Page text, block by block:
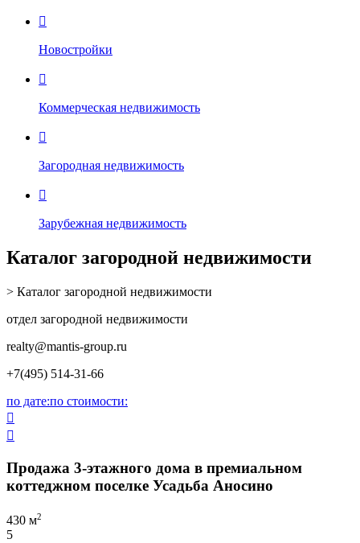

Новостройки

Коммерческая недвижимость

Загородная недвижимость

Зарубежная недвижимость
Каталог загородной недвижимости
> Каталог загородной недвижимости
отдел загородной недвижимости
realty@mantis-group.ru
+7(495) 514-31-66
по дате:по стоимости:


Продажа 3-этажного дома в премиальном
коттеджном поселке Усадьба Аносино
430 м2
5